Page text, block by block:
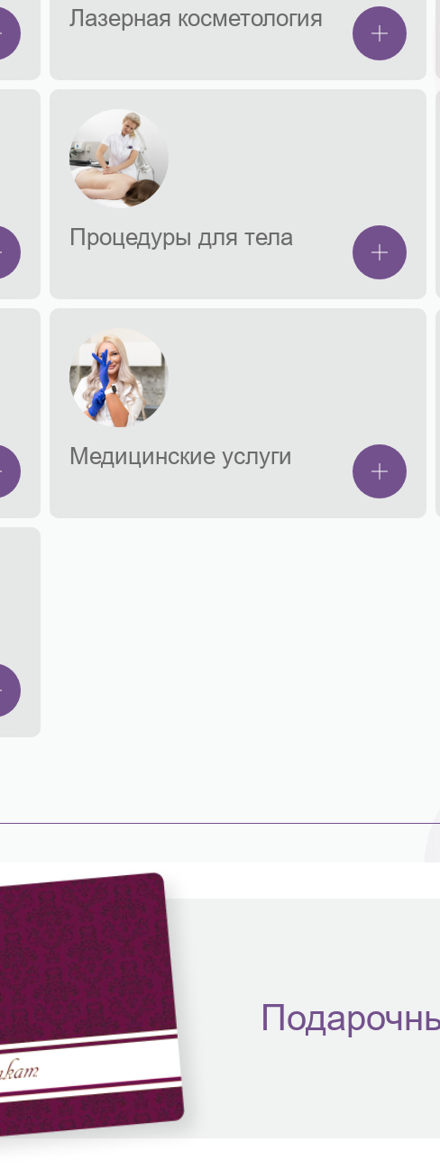
Лазерная косметология
Процедуры для тела
Медицинские услуги